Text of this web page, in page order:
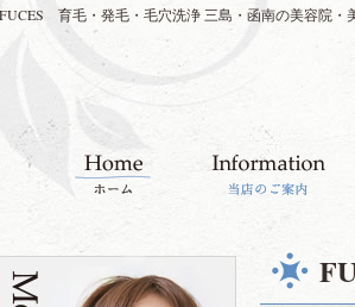
FUCES 育毛・発毛・毛穴洗浄 三島・函南の美容院・